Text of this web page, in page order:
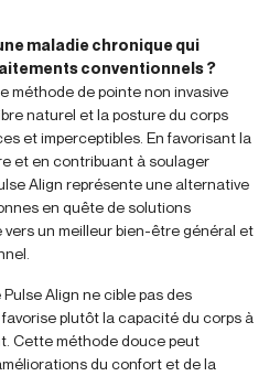
maladie chronique qui
conventionnels ?
méthode de pointe non invasive
naturel et la posture du corps
et imperceptibles. En favorisant la
et en contribuant à soulager
Align représente une alternative
en quête de solutions
vers un meilleur bien-être général et
Align ne cible pas des
plutôt la capacité du corps à
Cette méthode douce peut
du confort et de la